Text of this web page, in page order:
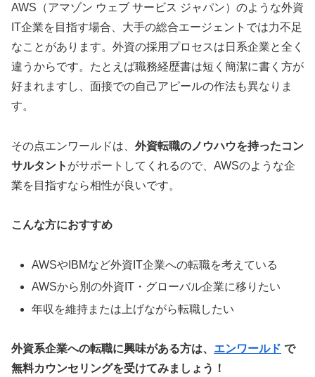
AWS（アマゾン ウェブ サービス ジャパン）のような外資
IT企業を目指す場合、大手の総合エージェントでは力不足
なことがあります。外資の採用プロセスは日系企業と全く
違うからです。たとえば職務経歴書は短く簡潔に書く方が
好まれますし、面接での自己アピールの作法も異なりま
す。
その点エンワールドは、 外資転職のノウハウを持ったコン
サルタント がサポートしてくれるので、AWSのような企
業を目指すなら相性が良いです。
こんな方におすすめ
AWSやIBMなど外資IT企業への転職を考えている
AWSから別の外資IT・グローバル企業に移りたい
年収を維持または上げながら転職したい
外資系企業への転職に興味がある方は、 エンワールド で
無料カウンセリングを受けてみましょう！